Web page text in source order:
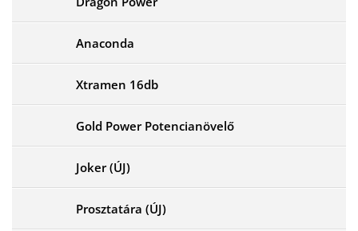
Anaconda
Xtramen 16db
Gold Power Potencianövelő
Joker (ÚJ)
Prosztatára (ÚJ)